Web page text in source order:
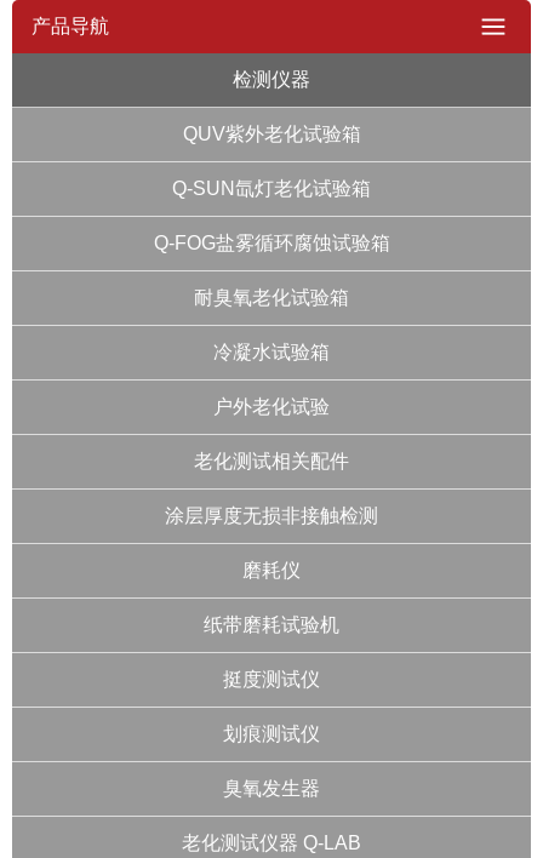
产品导航
检测仪器
QUV紫外老化试验箱
Q-SUN氙灯老化试验箱
Q-FOG盐雾循环腐蚀试验箱
耐臭氧老化试验箱
冷凝水试验箱
户外老化试验
老化测试相关配件
涂层厚度无损非接触检测
磨耗仪
纸带磨耗试验机
挺度测试仪
划痕测试仪
臭氧发生器
老化测试仪器 Q-LAB